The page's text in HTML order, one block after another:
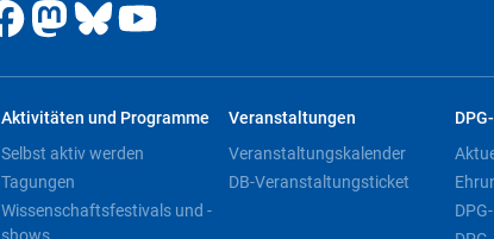
Aktivitäten und Programme
Selbst aktiv werden
Tagungen
Wissenschaftsfestivals und -
Veranstaltungen
Veranstaltungskalender
DB-Veranstaltungsticket